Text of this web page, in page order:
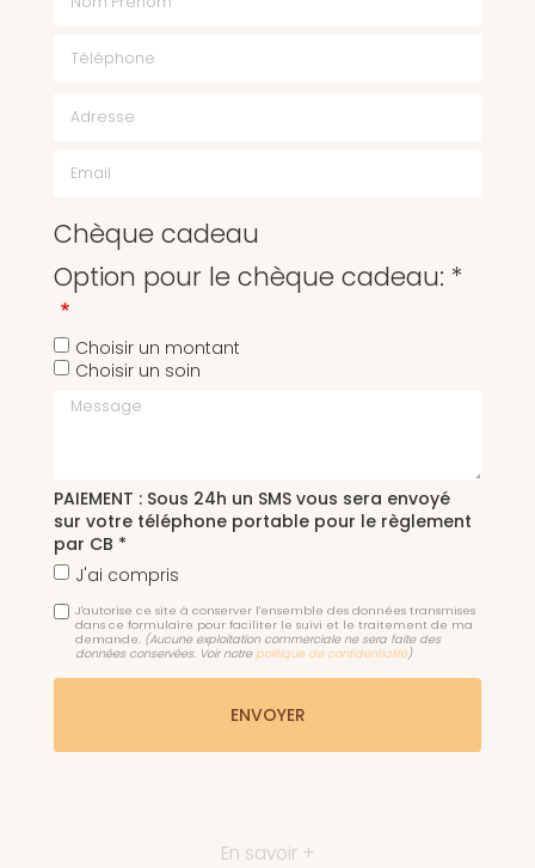
Chèque cadeau
Option pour le chèque cadeau: *
Choisir un montant
Choisir un soin
Message
PAIEMENT : Sous 24h un SMS vous sera envoyé
sur votre téléphone portable pour le règlement
par CB *
J'ai compris
J'autorise ce site à conserver l'ensemble des données transmises
dans ce formulaire pour faciliter le suivi et le traitement de ma
demande. (Aucune exploitation commerciale ne sera faite des
données conservées. Voir notre politique de confidentialité)
En savoir +